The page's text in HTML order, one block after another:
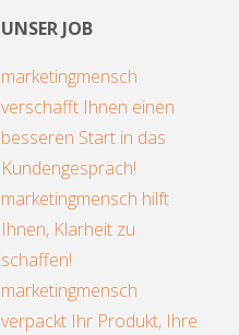
UNSER JOB
marketingmensch
verschafft Ihnen einen
besseren Start in das
Kundengespräch!
marketingmensch hilft
Ihnen, Klarheit zu
schaffen!
marketingmensch
verpackt Ihr Produkt, Ihre